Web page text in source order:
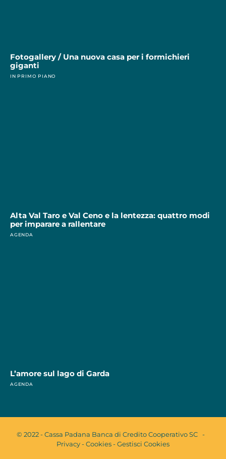
Fotogallery / Una nuova casa per i formichieri
giganti
IN PRIMO PIANO
Alta Val Taro e Val Ceno e la lentezza: quattro modi
per imparare a rallentare
AGENDA
L’amore sul lago di Garda
AGENDA
© 2022 - Cassa Padana Banca di Credito Cooperativo SC -
Privacy-Cookies-Gestisci Cookies